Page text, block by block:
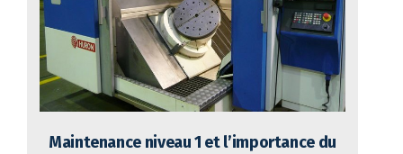
Maintenance niveau 1 et l’importance du